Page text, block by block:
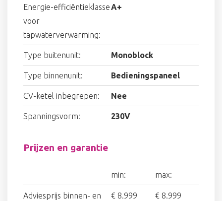
Energie-efficiëntieklasse
voor
tapwaterverwarming:
A+
Type buitenunit: Monoblock
Type binnenunit: Bedieningspaneel
CV-ketel inbegrepen: Nee
Spanningsvorm: 230V
Prijzen en garantie
min: max:
Adviesprijs binnen- en € 8.999 € 8.999